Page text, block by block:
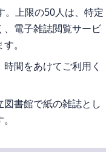
。上限の50人は、特定
、電子雑誌閲覧サービ
。
間をあけてご利用く
書館で紙の雑誌とし